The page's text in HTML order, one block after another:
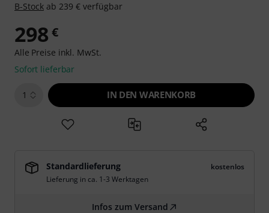
B-Stock ab 239 € verfügbar
298 €
Alle Preise inkl. MwSt.
Sofort lieferbar
1 IN DEN WARENKORB
Standardlieferung
kostenlos
Lieferung in ca. 1-3 Werktagen
Infos zum Versand